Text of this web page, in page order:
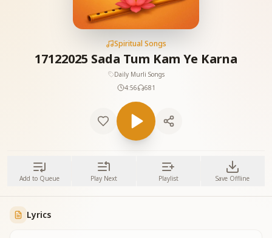
Spiritual Songs
17122025 Sada Tum Kam Ye Karna
Daily Murli Songs
4:56
681
Add to Queue Play Next Playlist Save Offline
Lyrics